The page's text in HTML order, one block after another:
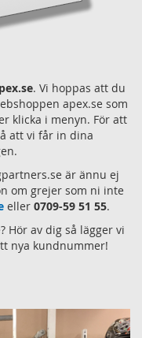
. Vi hoppas att du
apex.se som
klicka i menyn. För att
att vi får in dina
är ännu ej
om grejer som ni inte
eller 0709-59 51 55.
Hör av dig så lägger vi
nya kundnummer!